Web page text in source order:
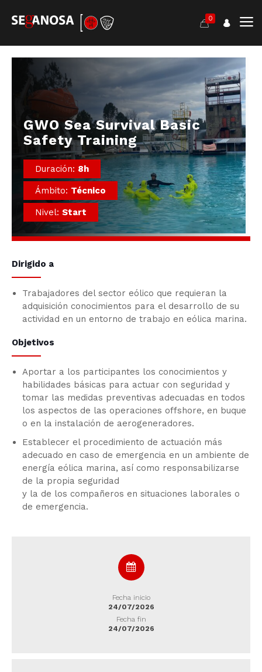
0
GWO Sea Survival Basic
Safety Training
Duración: 8h
Ámbito: Técnico
Nivel: Start
Dirigido a
Trabajadores del sector eólico que requieran la
adquisición conocimientos para el desarrollo de su
actividad en un entorno de trabajo en eólica marina.
Objetivos
Aportar a los participantes los conocimientos y
habilidades básicas para actuar con seguridad y
tomar las medidas preventivas adecuadas en todos
los aspectos de las operaciones offshore, en buque
o en la instalación de aerogeneradores.
Establecer el procedimiento de actuación más
adecuado en caso de emergencia en un ambiente de
energía eólica marina, así como responsabilizarse
de la propia seguridad
y la de los compañeros en situaciones laborales o
de emergencia.
Fecha inicio
24/07/2026
Fecha fin
24/07/2026